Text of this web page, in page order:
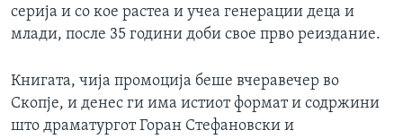
серија и со кое растеа и учеа генерации деца и
млади, после 35 години доби свое прво реиздание.
Книгата, чија промоција беше вчеравечер во
Скопје, и денес ги има истиот формат и содржини
што драматургот Горан Стефановски и